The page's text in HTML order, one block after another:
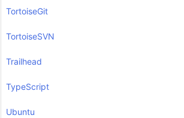
TortoiseGit
TortoiseSVN
Trailhead
TypeScript
Ubuntu